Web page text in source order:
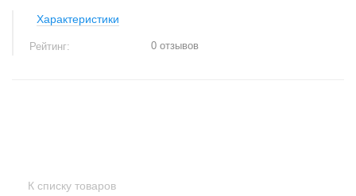
Характеристики
Рейтинг: 0 отзывов
К списку товаров